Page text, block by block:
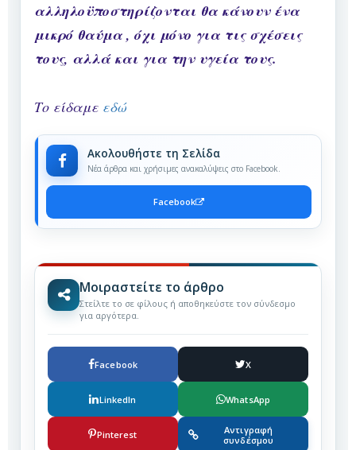
αλληλοϋποστηρίζονται θα κάνουν ένα
μικρό θαύμα , όχι μόνο για τις σχέσεις
τους, αλλά και για την υγεία τους.
Το είδαμε εδώ
Ακολουθήστε τη Σελίδα
Νέα άρθρα και χρήσιμες ανακαλύψεις στο Facebook.
Facebook
Μοιραστείτε το άρθρο
Στείλτε το σε φίλους ή αποθηκεύστε τον σύνδεσμο
για αργότερα.
Facebook X
LinkedIn WhatsApp
Pinterest
Αντιγραφή
συνδέσμου